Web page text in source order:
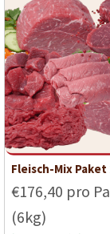
Fleisch-Mix Paket
€176,40 pro
(6kg)